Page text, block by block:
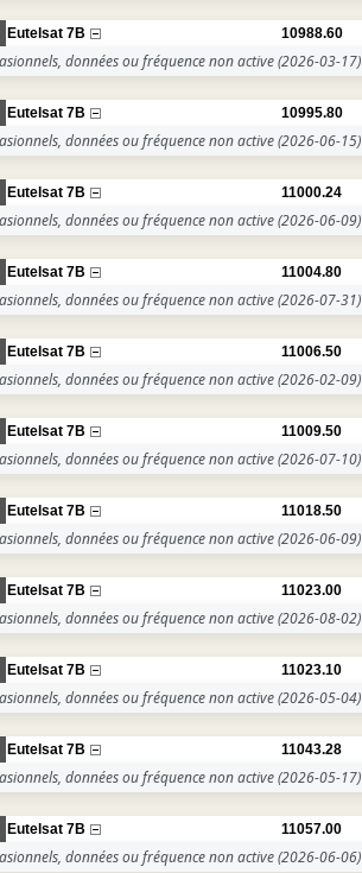
Eutelsat 7B 10988.60
données ou fréquence non active(2026-03-17)
Eutelsat 7B 10995.80
données ou fréquence non active(2026-06-15)
Eutelsat 7B 11000.24
données ou fréquence non active(2026-06-09)
Eutelsat 7B 11004.80
données ou fréquence non active(2026-07-31)
Eutelsat 7B 11006.50
données ou fréquence non active(2026-02-09)
Eutelsat 7B 11009.50
données ou fréquence non active(2026-07-10)
Eutelsat 7B 11018.50
données ou fréquence non active(2026-06-09)
Eutelsat 7B 11023.00
données ou fréquence non active(2026-08-02)
Eutelsat 7B 11023.10
données ou fréquence non active(2026-05-04)
Eutelsat 7B 11043.28
données ou fréquence non active(2026-05-17)
Eutelsat 7B 11057.00
données ou fréquence non active(2026-06-06)